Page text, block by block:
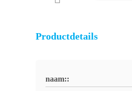
Productdetails
naam::